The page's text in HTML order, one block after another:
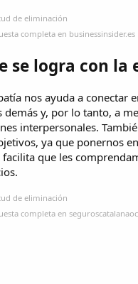
de eliminación
completa en businessinsider.es
se logra con la
nos ayuda a conectar
demás y, por lo tanto, a
interpersonales.
ya que ponernos
facilita que les
de eliminación
completa en